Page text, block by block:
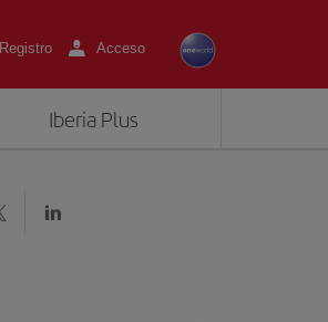
Registro Acceso
Iberia Plus